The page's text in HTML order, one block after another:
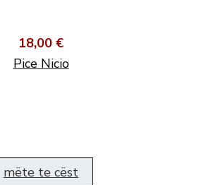
18,00 €
Pice Nicio
mëte te cëst